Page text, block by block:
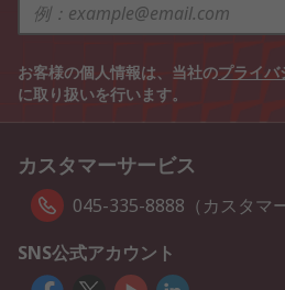
お客様の個人情報は、当社のプライバ
に取り扱いを行います。
カスタマーサービス
045-335-8888（カスタマ
SNS公式アカウント